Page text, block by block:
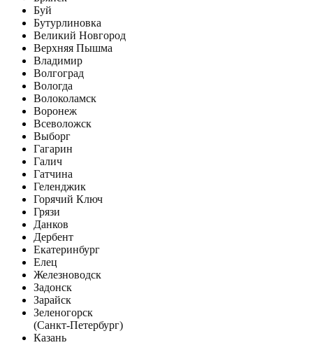
Буй
Бутурлиновка
Великий Новгород
Верхняя Пышма
Владимир
Волгоград
Вологда
Волоколамск
Воронеж
Всеволожск
Выборг
Гагарин
Галич
Гатчина
Геленджик
Горячий Ключ
Грязи
Данков
Дербент
Екатеринбург
Елец
Железноводск
Задонск
Зарайск
Зеленогорск
(Санкт-Петербург)
Казань